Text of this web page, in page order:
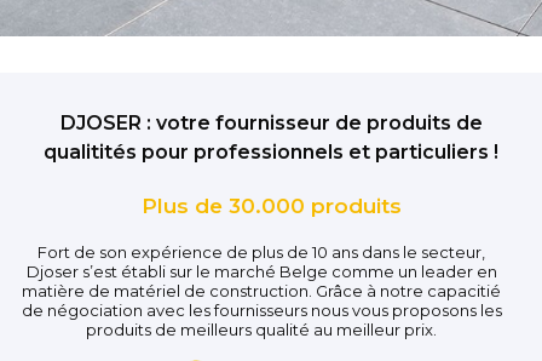
DJOSER : votre fournisseur de produits de
qualitités pour professionnels et particuliers !
Plus de 30.000 produits
Fort de son expérience de plus de 10 ans dans le secteur,
Djoser s’est établi sur le marché Belge comme un leader en
matière de matériel de construction. Grâce à notre capacitié
de négociation avec les fournisseurs nous vous proposons les
produits de meilleurs qualité au meilleur prix.